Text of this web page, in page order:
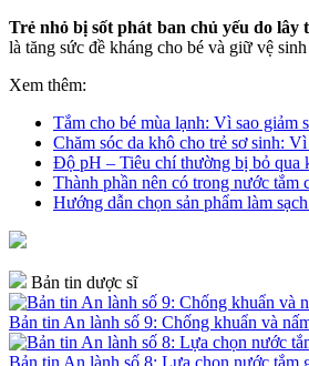
Trẻ nhỏ bị sốt phát ban chủ yếu do
là tăng sức đề kháng cho bé và giữ vệ sinh
Xem thêm:
Tắm cho bé mùa lạnh: Vì sao giảm
Chăm sóc da khô cho trẻ sơ sinh:
Độ pH – Tiêu chí thường bị bỏ qua
Thành phần nên có trong nước
Hướng dẫn chọn sản phẩm làm
Bản tin dược sĩ
Bản tin An lành số 9: Chống khuẩn và
Bản tin An lành số 8: Lựa chọn nước tắm